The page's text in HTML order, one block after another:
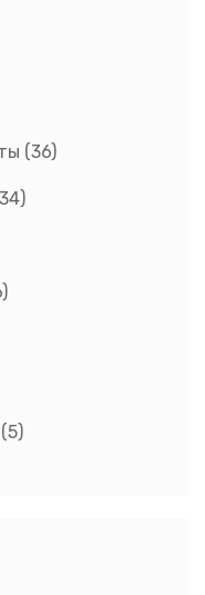
(36)
(5)